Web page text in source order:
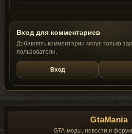
Вход для комментариев
Добавлять комментарии могут только
пользователи.
Вход
GtaMania
GTA-моды, новости и форум